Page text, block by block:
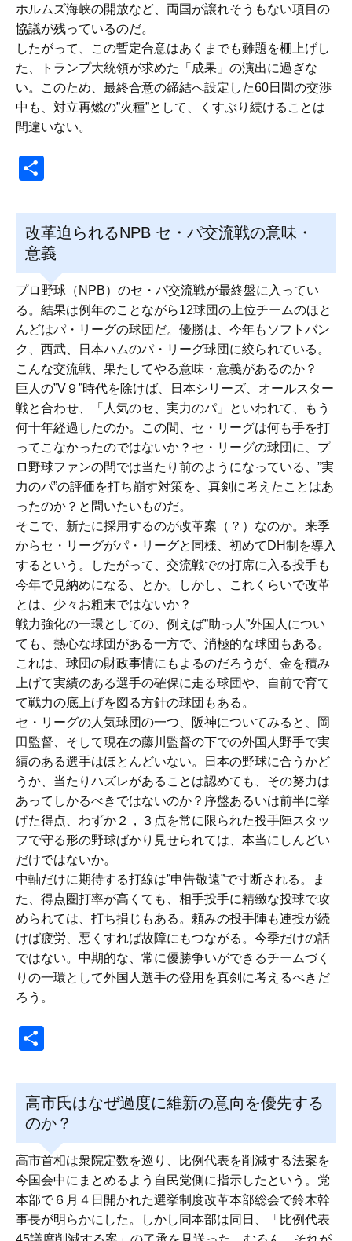
ホルムズ海峡の開放など、両国が譲れそうもない項目の
協議が残っているのだ。
したがって、この暫定合意はあくまでも難題を棚上げし
た、トランプ大統領が求めた「成果」の演出に過ぎな
い。このため、最終合意の締結へ設定した60日間の交渉
中も、対立再燃の”火種”として、くすぶり続けることは
間違いない。
改革迫られるNPB セ・パ交流戦の意味・
意義
プロ野球（NPB）のセ・パ交流戦が最終盤に入ってい
る。結果は例年のことながら12球団の上位チームのほと
んどはパ・リーグの球団だ。優勝は、今年もソフトバン
ク、西武、日本ハムのパ・リーグ球団に絞られている。
こんな交流戦、果たしてやる意味・意義があるのか？
巨人の”V９”時代を除けば、日本シリーズ、オールスター
戦と合わせ、「人気のセ、実力のパ」といわれて、もう
何十年経過したのか。この間、セ・リーグは何も手を打
ってこなかったのではないか？セ・リーグの球団に、プ
ロ野球ファンの間では当たり前のようになっている、”実
力のパ”の評価を打ち崩す対策を、真剣に考えたことはあ
ったのか？と問いたいものだ。
そこで、新たに採用するのが改革案（？）なのか。来季
からセ・リーグがパ・リーグと同様、初めてDH制を導入
するという。したがって、交流戦での打席に入る投手も
今年で見納めになる、とか。しかし、これくらいで改革
とは、少々お粗末ではないか？
戦力強化の一環としての、例えば”助っ人”外国人につい
ても、熱心な球団がある一方で、消極的な球団もある。
これは、球団の財政事情にもよるのだろうが、金を積み
上げて実績のある選手の確保に走る球団や、自前で育て
て戦力の底上げを図る方針の球団もある。
セ・リーグの人気球団の一つ、阪神についてみると、岡
田監督、そして現在の藤川監督の下での外国人野手で実
績のある選手はほとんどいない。日本の野球に合うかど
うか、当たりハズレがあることは認めても、その努力は
あってしかるべきではないのか？序盤あるいは前半に挙
げた得点、わずか２，３点を常に限られた投手陣スタッ
フで守る形の野球ばかり見せられては、本当にしんどい
だけではないか。
中軸だけに期待する打線は”申告敬遠”で寸断される。ま
た、得点圏打率が高くても、相手投手に精緻な投球で攻
められては、打ち損じもある。頼みの投手陣も連投が続
けば疲労、悪くすれば故障にもつながる。今季だけの話
ではない。中期的な、常に優勝争いができるチームづく
りの一環として外国人選手の登用を真剣に考えるべきだ
ろう。
高市氏はなぜ過度に維新の意向を優先する
のか？
高市首相は衆院定数を巡り、比例代表を削減する法案を
今国会中にまとめるよう自民党側に指示したという。党
本部で６月４日開かれた選挙制度改革本部総会で鈴木幹
事長が明らかにした。しかし同本部は同日、「比例代表